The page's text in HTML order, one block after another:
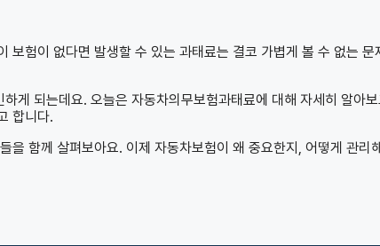
험이 없다면 발생할 수 있는 과태료는 결코 가볍게 볼 수 없는 문
게 되는데요. 오늘은 자동차의무보험과태료에 대해 자세히 알아
합니다.
을 함께 살펴보아요. 이제 자동차보험이 왜 중요한지, 어떻게 관리